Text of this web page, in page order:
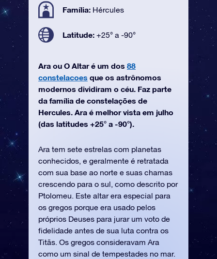
Família: Hércules
Latitude: +25° a -90°
Ara ou O Altar é um dos 88
constelacoes que os astrônomos
modernos dividiram o céu. Faz parte
da família de constelações de
Hercules. Ara é melhor vista em julho
(das latitudes +25° a -90°).
Ara tem sete estrelas com planetas
conhecidos, e geralmente é retratada
com sua base ao norte e suas chamas
crescendo para o sul, como descrito por
Ptolomeu. Este altar era especial para
os gregos porque era usado pelos
próprios Deuses para jurar um voto de
fidelidade antes de sua luta contra os
Titãs. Os gregos consideravam Ara
como um sinal de tempestades no mar.